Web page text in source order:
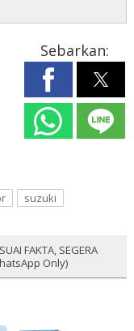
Sebarkan:
suzuki
FAKTA, SEGERA
Only)